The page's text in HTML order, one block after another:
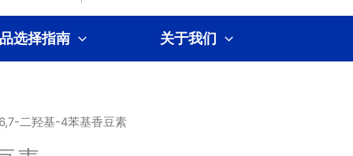
选择指南 关于我们
二羟基-4苯基香豆素